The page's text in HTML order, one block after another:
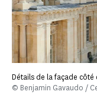
Détails de la façade côté
© Benjamin Gavaudo /